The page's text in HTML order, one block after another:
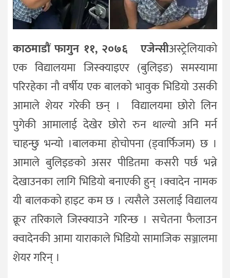
काठमाडाैं फागुन ११, २०७६एजेन्सीअस्ट्रेलियाको
एक विद्यालयमा जिस्क्याइएर (बुलिइङ) समस्यामा
परिरहेका नौ वर्षीय एक बालको भावुक भिडियो उसकी
आमाले शेयर गरेकी छन् । विद्यालयमा छोरो लिन
पुगेकी आमालाई देखेर छोरो रुन थाल्यो अनि मर्न
चाहन्छु भन्यो ।बालकमा होचोपना (ड्वार्फिजम) छ ।
आमाले बुलिइङको असर पीडितमा कसरी पर्छ भन्ने
देखाउनका लागि भिडियो बनाएकी हुन् ।क्वादेन नामक
यी बालकको हाइट कम छ । त्यसैले उसलाई विद्यालय
क्रूर तरिकाले जिस्क्याउने गरिन्छ । सचेतना फैलाउन
क्वादेनकी आमा याराकाले भिडियो सामाजिक सञ्जालमा
शेयर गरिन् ।